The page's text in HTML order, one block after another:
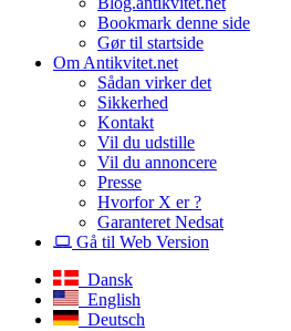
Bookmark denne side
Gør til startside
Om Antikvitet.net
Sådan virker det
Sikkerhed
Kontakt
Vil du udstille
Vil du annoncere
Presse
Hvorfor X er ?
Garanteret Nedsat
Gå til Web Version
Dansk
English
Deutsch